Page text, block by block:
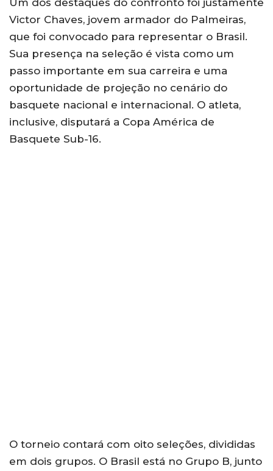
Victor Chaves, jovem armador do Palmeiras,
que foi convocado para representar o Brasil.
Sua presença na seleção é vista como um
passo importante em sua carreira e uma
oportunidade de projeção no cenário do
basquete nacional e internacional. O atleta,
inclusive, disputará a Copa América de
Basquete Sub-16.
O torneio contará com oito seleções, divididas
em dois grupos. O Brasil está no Grupo B, junto